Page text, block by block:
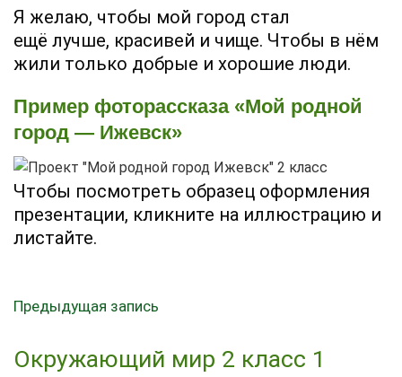
Я желаю, чтобы мой город стал
ещё лучше, красивей и чище. Чтобы в нём
жили только добрые и хорошие люди.
Пример фоторассказа «Мой родной
город — Ижевск»
Чтобы посмотреть образец оформления
презентации, кликните на иллюстрацию и
листайте.
Предыдущая запись
Окружающий мир 2 класс 1